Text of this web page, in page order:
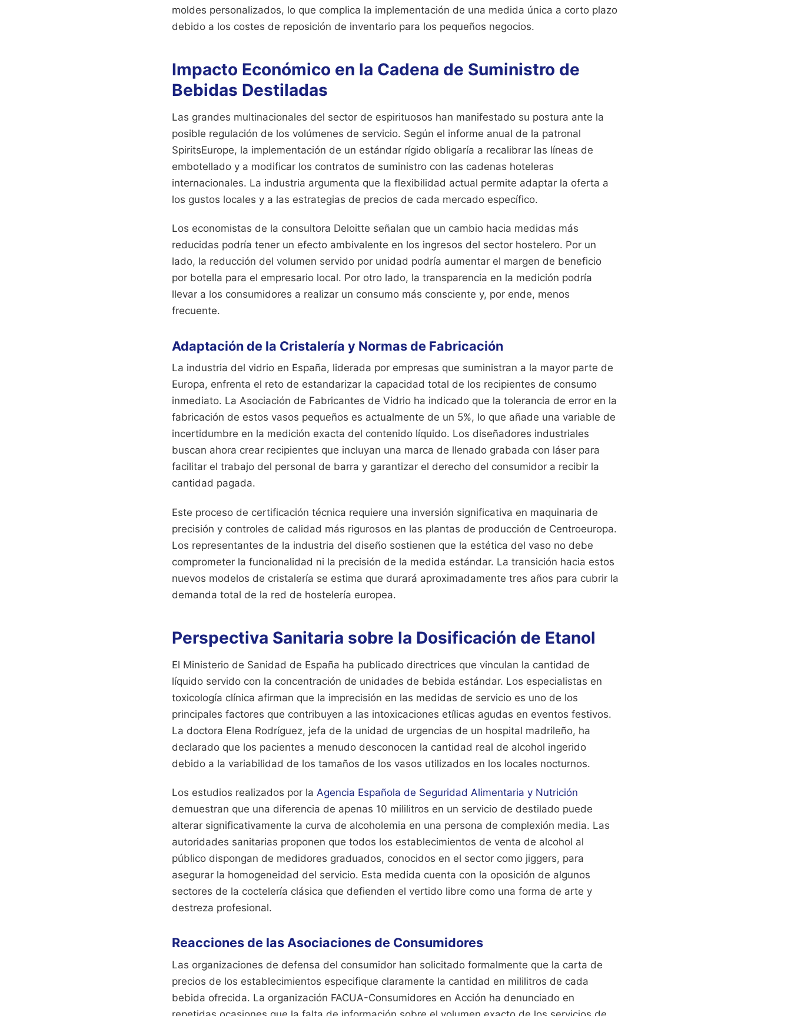
moldes personalizados, lo que complica la implementación de una medida única a corto plazo
debido a los costes de reposición de inventario para los pequeños negocios.
Impacto Económico en la Cadena de Suministro de
Bebidas Destiladas
Las grandes multinacionales del sector de espirituosos han manifestado su postura ante la
posible regulación de los volúmenes de servicio. Según el informe anual de la patronal
SpiritsEurope, la implementación de un estándar rígido obligaría a recalibrar las líneas de
embotellado y a modificar los contratos de suministro con las cadenas hoteleras
internacionales. La industria argumenta que la flexibilidad actual permite adaptar la oferta a
los gustos locales y a las estrategias de precios de cada mercado específico.
Los economistas de la consultora Deloitte señalan que un cambio hacia medidas más
reducidas podría tener un efecto ambivalente en los ingresos del sector hostelero. Por un
lado, la reducción del volumen servido por unidad podría aumentar el margen de beneficio
por botella para el empresario local. Por otro lado, la transparencia en la medición podría
llevar a los consumidores a realizar un consumo más consciente y, por ende, menos
frecuente.
Adaptación de la Cristalería y Normas de Fabricación
La industria del vidrio en España, liderada por empresas que suministran a la mayor parte de
Europa, enfrenta el reto de estandarizar la capacidad total de los recipientes de consumo
inmediato. La Asociación de Fabricantes de Vidrio ha indicado que la tolerancia de error en la
fabricación de estos vasos pequeños es actualmente de un 5%, lo que añade una variable de
incertidumbre en la medición exacta del contenido líquido. Los diseñadores industriales
buscan ahora crear recipientes que incluyan una marca de llenado grabada con láser para
facilitar el trabajo del personal de barra y garantizar el derecho del consumidor a recibir la
cantidad pagada.
Este proceso de certificación técnica requiere una inversión significativa en maquinaria de
precisión y controles de calidad más rigurosos en las plantas de producción de Centroeuropa.
Los representantes de la industria del diseño sostienen que la estética del vaso no debe
comprometer la funcionalidad ni la precisión de la medida estándar. La transición hacia estos
nuevos modelos de cristalería se estima que durará aproximadamente tres años para cubrir la
demanda total de la red de hostelería europea.
Perspectiva Sanitaria sobre la Dosificación de Etanol
El Ministerio de Sanidad de España ha publicado directrices que vinculan la cantidad de
líquido servido con la concentración de unidades de bebida estándar. Los especialistas en
toxicología clínica afirman que la imprecisión en las medidas de servicio es uno de los
principales factores que contribuyen a las intoxicaciones etílicas agudas en eventos festivos.
La doctora Elena Rodríguez, jefa de la unidad de urgencias de un hospital madrileño, ha
declarado que los pacientes a menudo desconocen la cantidad real de alcohol ingerido
debido a la variabilidad de los tamaños de los vasos utilizados en los locales nocturnos.
Los estudios realizados por la Agencia Española de Seguridad Alimentaria y Nutrición
demuestran que una diferencia de apenas 10 mililitros en un servicio de destilado puede
alterar significativamente la curva de alcoholemia en una persona de complexión media. Las
autoridades sanitarias proponen que todos los establecimientos de venta de alcohol al
público dispongan de medidores graduados, conocidos en el sector como jiggers, para
asegurar la homogeneidad del servicio. Esta medida cuenta con la oposición de algunos
sectores de la coctelería clásica que defienden el vertido libre como una forma de arte y
destreza profesional.
Reacciones de las Asociaciones de Consumidores
Las organizaciones de defensa del consumidor han solicitado formalmente que la carta de
precios de los establecimientos especifique claramente la cantidad en mililitros de cada
bebida ofrecida. La organización FACUA-Consumidores en Acción ha denunciado en